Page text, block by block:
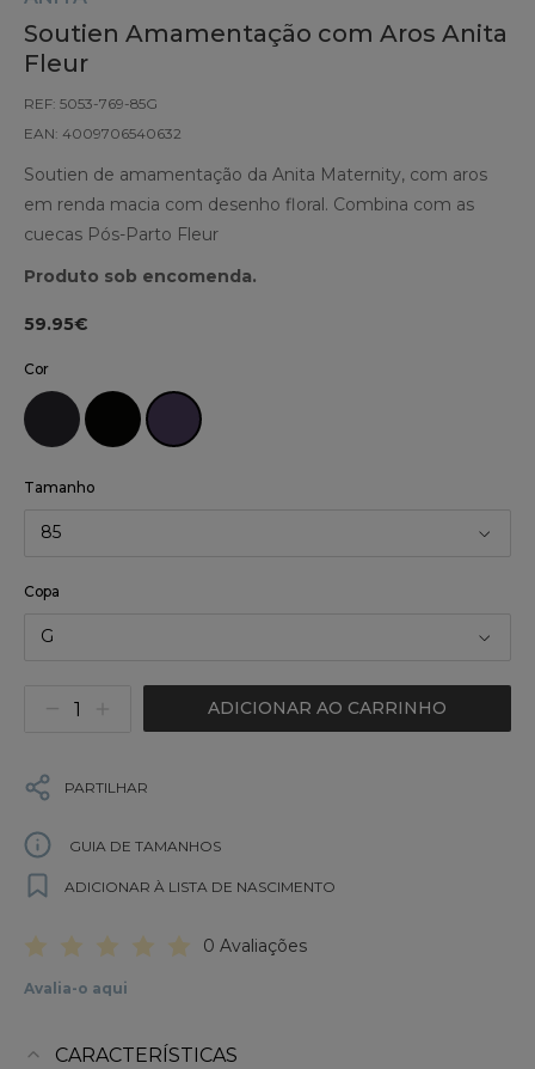
Soutien Amamentação com Aros Anita
Fleur
REF: 5053-769-85G
EAN: 4009706540632
Soutien de amamentação da Anita Maternity, com aros
em renda macia com desenho floral. Combina com as
cuecas Pós-Parto Fleur
Produto sob encomenda.
59.95€
Cor
Tamanho
85
Copa
G
ADICIONAR AO CARRINHO
PARTILHAR
GUIA DE TAMANHOS
ADICIONAR À LISTA DE NASCIMENTO
0 Avaliações
Avalia-o aqui
CARACTERÍSTICAS